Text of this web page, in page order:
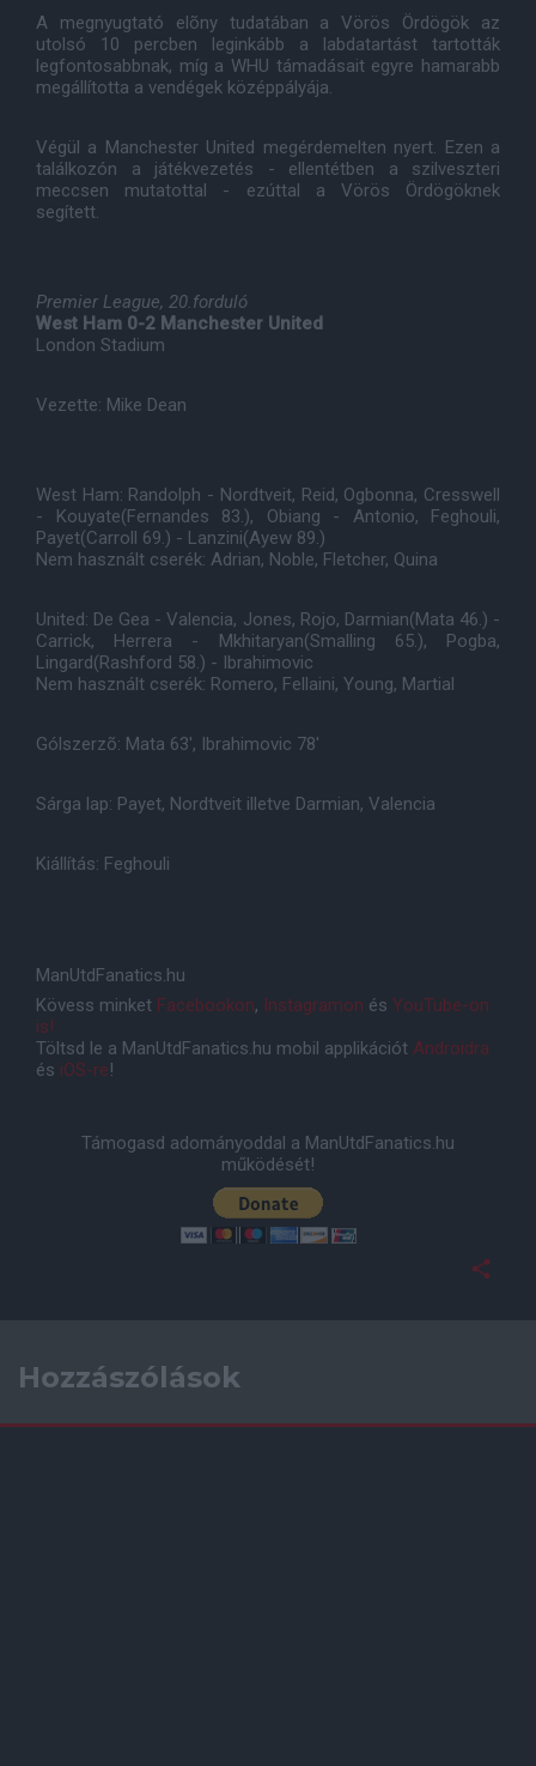
A megnyugtató elõny tudatában a Vörös Ördögök az
utolsó 10 percben leginkább a labdatartást tartották
legfontosabbnak, míg a WHU támadásait egyre hamarabb
megállította a vendégek középpályája.
Végül a Manchester United megérdemelten nyert. Ezen a
találkozón a játékvezetés - ellentétben a szilveszteri
meccsen mutatottal - ezúttal a Vörös Ördögöknek
segített.
Premier League, 20.forduló
West Ham 0-2 Manchester United
London Stadium
Vezette: Mike Dean
West Ham: Randolph - Nordtveit, Reid, Ogbonna, Cresswell
- Kouyate(Fernandes 83.), Obiang - Antonio, Feghouli,
Payet(Carroll 69.) - Lanzini(Ayew 89.)
Nem használt cserék: Adrian, Noble, Fletcher, Quina
United: De Gea - Valencia, Jones, Rojo, Darmian(Mata 46.) -
Carrick, Herrera - Mkhitaryan(Smalling 65.), Pogba,
Lingard(Rashford 58.) - Ibrahimovic
Nem használt cserék: Romero, Fellaini, Young, Martial
Gólszerzõ: Mata 63', Ibrahimovic 78'
Sárga lap: Payet, Nordtveit illetve Darmian, Valencia
Kiállítás: Feghouli
ManUtdFanatics.hu
Kövess minket Facebookon, Instagramon és YouTube-on
is!
Töltsd le a ManUtdFanatics.hu mobil applikációt Androidra
és iOS-re!
Támogasd adományoddal a ManUtdFanatics.hu
működését!
Hozzászólások